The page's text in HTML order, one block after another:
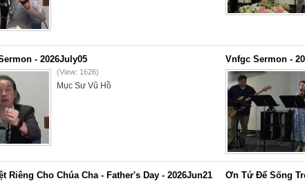
- 2026July05
(View: 1626)
Mục Sư Vũ Hồ
Vnfgc Sermon -
Riêng Cho Chúa Cha - Father's Day - 2026Jun21 Ơn Tứ Để Sống